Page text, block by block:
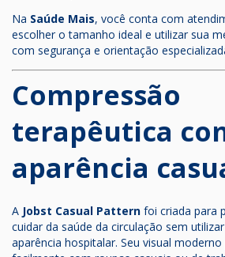
Na Saúde Mais, você conta com
escolher o tamanho ideal e utilizar sua
com segurança e orientação
Compressão
terapêutica
aparência
A Jobst Casual Pattern foi criada para
cuidar da saúde da circulação sem
aparência hospitalar. Seu visual